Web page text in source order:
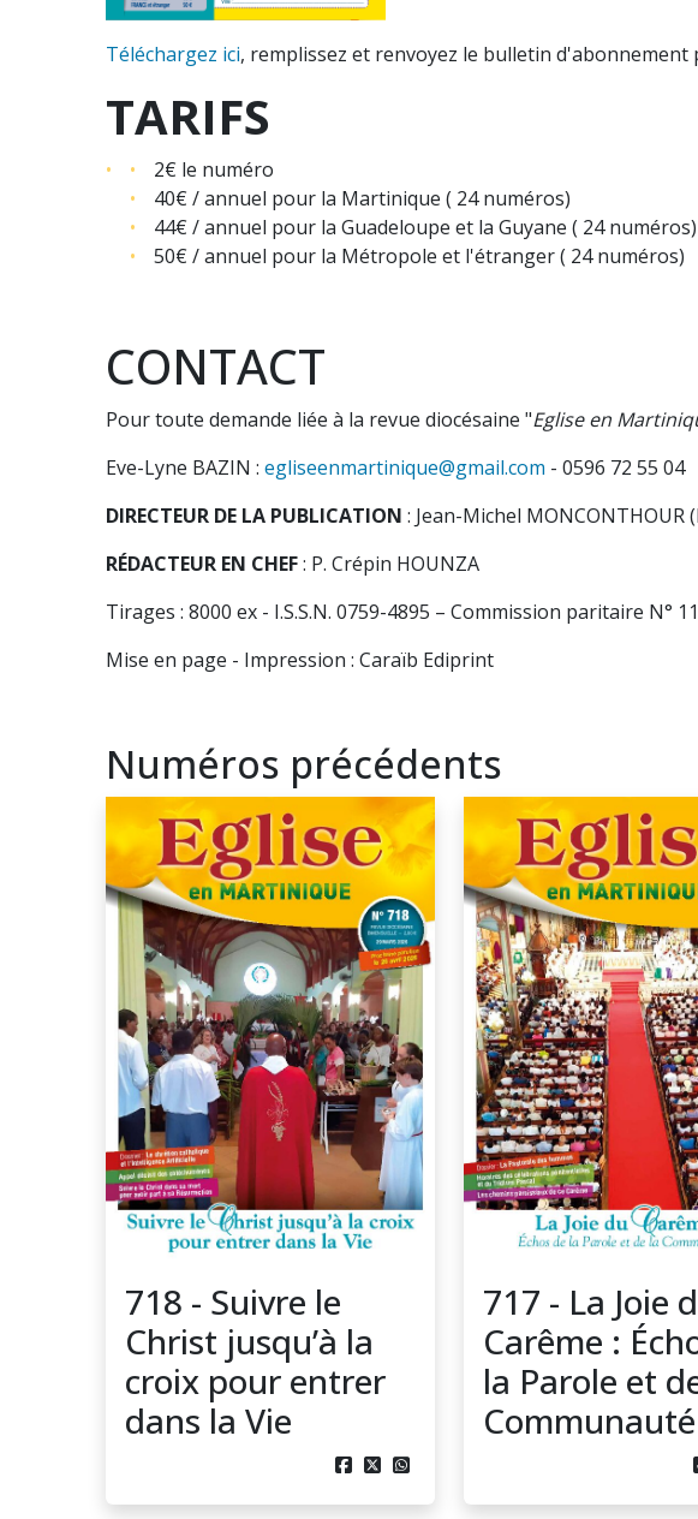
Téléchargez ici, remplissez et renvoyez le bulletin
TARIFS
2€ le numéro
40€ / annuel pour la Martinique ( 24 numéros)
44€ / annuel pour la Guadeloupe et la Guyane ( 24 numéros)
50€ / annuel pour la Métropole et l'étranger ( 24 numéros)
CONTACT
Pour toute demande liée à la revue diocésaine "Eglise en
Eve-Lyne BAZIN : egliseenmartinique@gmail.com - 0596 72 55 04
DIRECTEUR DE LA PUBLICATION : Jean-Michel MONCONTHOUR
RÉDACTEUR EN CHEF: P. Crépin HOUNZA
Tirages : 8000 ex - I.S.S.N. 0759-4895 – Commission paritaire N°
Mise en page - Impression : Caraïb Ediprint
Numéros précédents
718 - Suivre le
Christ jusqu’à la
croix pour entrer
dans la Vie
  
717 - La Joie
Carême :
la Parole et
Communauté